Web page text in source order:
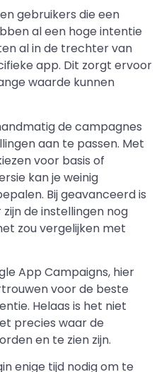
gebruikers die een
al een hoge intentie
al in de trechter van
app. Dit zorgt ervoor
waarde kunnen
de campagnes
aan te passen. Met
voor basis of
kan je weinig
Bij geavanceerd is
de instellingen nog
zou vergelijken met
App Campaigns, hier
voor de beste
Helaas is het niet
precies waar de
en te zien zijn.
enige tijd nodig om te